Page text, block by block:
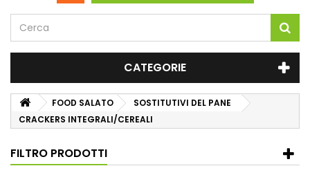
CATEGORIE
FOOD SALATO
SOSTITUTIVI DEL PANE
CRACKERS INTEGRALI/CEREALI
FILTRO PRODOTTI